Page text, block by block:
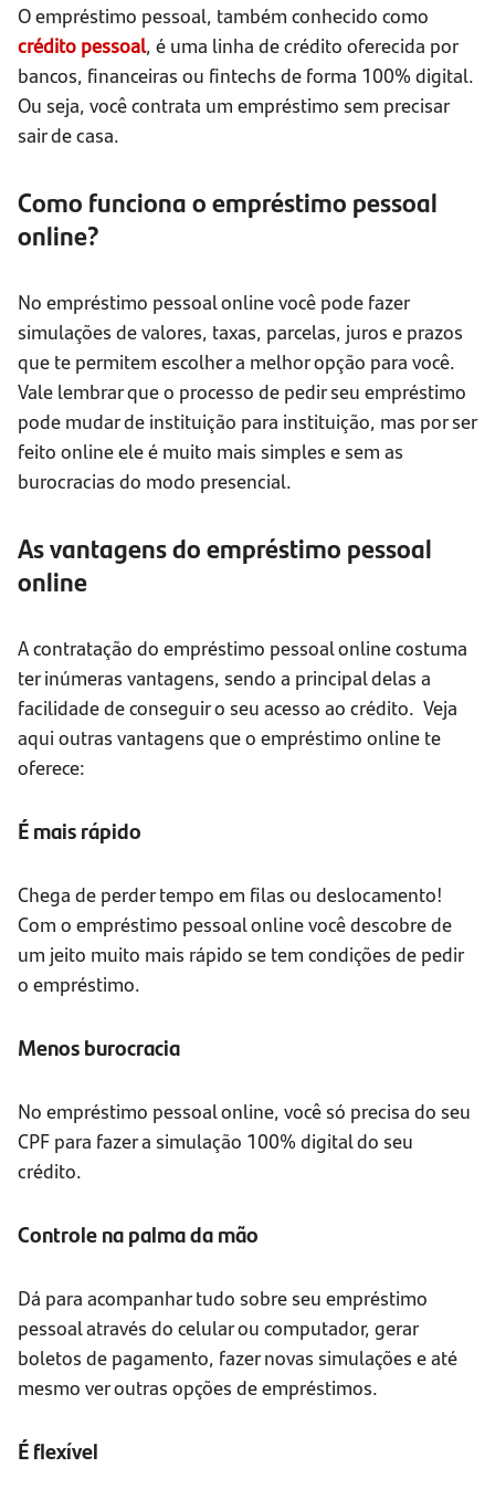
O empréstimo pessoal, também conhecido como
crédito pessoal, é uma linha de crédito oferecida por
bancos, financeiras ou fintechs de forma 100% digital.
Ou seja, você contrata um empréstimo sem precisar
sair de casa.
Como funciona o empréstimo pessoal
online?
No empréstimo pessoal online você pode fazer
simulações de valores, taxas, parcelas, juros e prazos
que te permitem escolher a melhor opção para você.
Vale lembrar que o processo de pedir seu empréstimo
pode mudar de instituição para instituição, mas por ser
feito online ele é muito mais simples e sem as
burocracias do modo presencial.
As vantagens do empréstimo pessoal
online
A contratação do empréstimo pessoal online costuma
ter inúmeras vantagens, sendo a principal delas a
facilidade de conseguir o seu acesso ao crédito. Veja
aqui outras vantagens que o empréstimo online te
oferece:
É mais rápido
Chega de perder tempo em filas ou deslocamento!
Com o empréstimo pessoal online você descobre de
um jeito muito mais rápido se tem condições de pedir
o empréstimo.
Menos burocracia
No empréstimo pessoal online, você só precisa do seu
CPF para fazer a simulação 100% digital do seu
crédito.
Controle na palma da mão
Dá para acompanhar tudo sobre seu empréstimo
pessoal através do celular ou computador, gerar
boletos de pagamento, fazer novas simulações e até
mesmo ver outras opções de empréstimos.
É flexível